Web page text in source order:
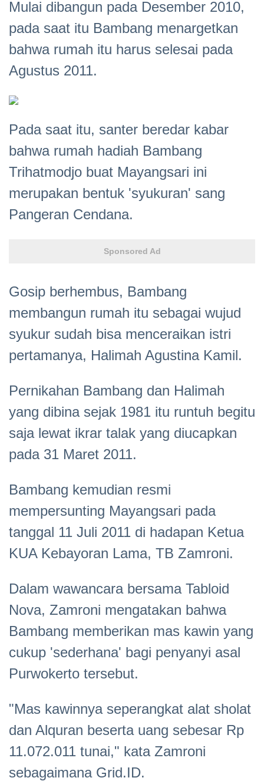
Mulai dibangun pada Desember 2010,
pada saat itu Bambang menargetkan
bahwa rumah itu harus selesai pada
Agustus 2011.
Pada saat itu, santer beredar kabar
bahwa rumah hadiah Bambang
Trihatmodjo buat Mayangsari ini
merupakan bentuk 'syukuran' sang
Pangeran Cendana.
Sponsored Ad
Gosip berhembus, Bambang
membangun rumah itu sebagai wujud
syukur sudah bisa menceraikan istri
pertamanya, Halimah Agustina Kamil.
Pernikahan Bambang dan Halimah
yang dibina sejak 1981 itu runtuh begitu
saja lewat ikrar talak yang diucapkan
pada 31 Maret 2011.
Bambang kemudian resmi
mempersunting Mayangsari pada
tanggal 11 Juli 2011 di hadapan Ketua
KUA Kebayoran Lama, TB Zamroni.
Dalam wawancara bersama Tabloid
Nova, Zamroni mengatakan bahwa
Bambang memberikan mas kawin yang
cukup 'sederhana' bagi penyanyi asal
Purwokerto tersebut.
"Mas kawinnya seperangkat alat sholat
dan Alquran beserta uang sebesar Rp
11.072.011 tunai," kata Zamroni
sebagaimana Grid.ID.